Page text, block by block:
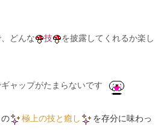
どんな 技
を披露してくれるか楽し
ャップがたまらないです
極上の技と癒し
を存分に味わっ